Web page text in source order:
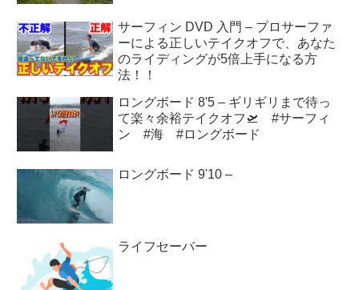
サーフィン DVD 入門 – プロサーファ
ーによる正しいテイクオフで、あなた
のライディングが5倍上手になる方
法！！
ロングボード 8'5 – ギリギリまで待っ
て楽々余裕テイクオフ🛫 #サーフィ
ン #海 #ロングボード
ロングボード 9'10 –
ライフセーバー